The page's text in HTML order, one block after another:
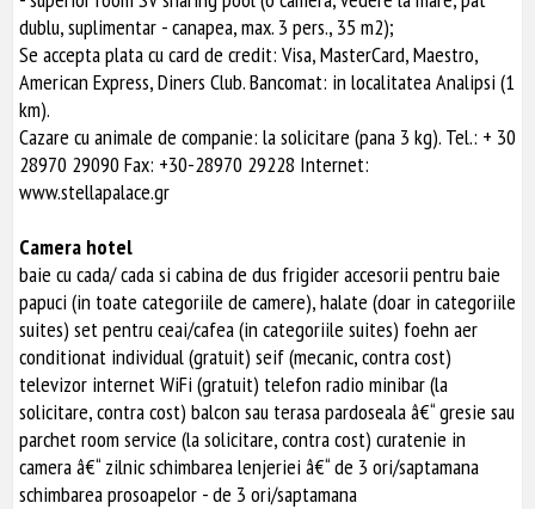
dublu, suplimentar - canapea, max. 3 pers., 35 m2);
Se accepta plata cu card de credit: Visa, MasterCard, Maestro,
American Express, Diners Club. Bancomat: in localitatea Analipsi (1
km).
Cazare cu animale de companie: la solicitare (pana 3 kg). Tel.: + 30
28970 29090 Fax: +30-28970 29228 Internet:
www.stellapalace.gr
Camera hotel
baie cu cada/ cada si cabina de dus frigider accesorii pentru baie
papuci (in toate categoriile de camere), halate (doar in categoriile
suites) set pentru ceai/cafea (in categoriile suites) foehn aer
conditionat individual (gratuit) seif (mecanic, contra cost)
televizor internet WiFi (gratuit) telefon radio minibar (la
solicitare, contra cost) balcon sau terasa pardoseala â€“ gresie sau
parchet room service (la solicitare, contra cost) curatenie in
camera â€“ zilnic schimbarea lenjeriei â€“ de 3 ori/saptamana
schimbarea prosoapelor - de 3 ori/saptamana